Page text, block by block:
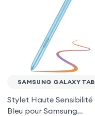
SAMSUNG GALAXY TAB
Stylet Haute Sensibilité
Bleu pour Samsung